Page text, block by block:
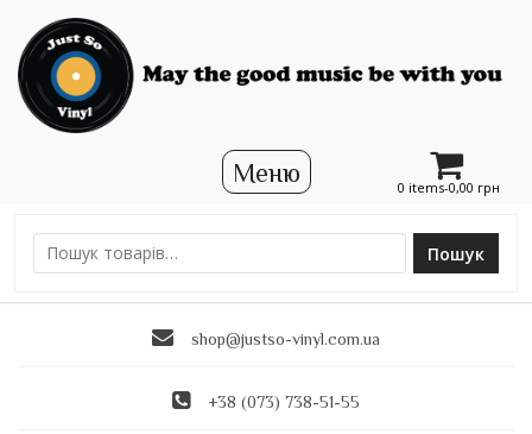
0 items-0,00 грн
Ш
Пошук
shop@justso-vinyl.com.ua
+38 (073) 738-51-55